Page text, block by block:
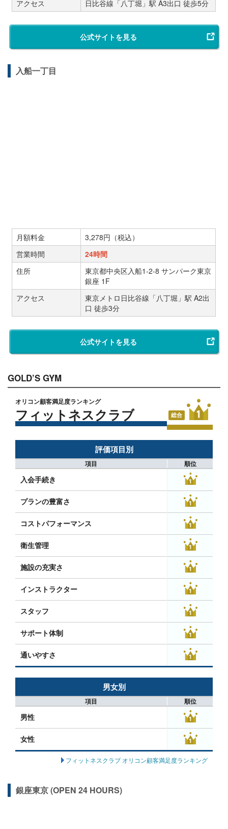
アクセス 日比谷線「八丁堀」駅 A3出口 徒歩5分
公式サイトを見る
入船一丁目
月額料金
3,278円（税込）
営業時間
24時間
住所
東京都中央区入船1-2-8 サンパーク東京
銀座 1F
アクセス
東京メトロ日比谷線「八丁堀」駅 A2出
口 徒歩3分
公式サイトを見る
GOLD’S GYM
オリコン顧客満足度ランキング
フィットネスクラブ 総合
評価項目別
項目 順位
入会手続き
プランの豊富さ
コストパフォーマンス
衛生管理
施設の充実さ
インストラクター
スタッフ
サポート体制
通いやすさ
男女別
項目 順位
男性
女性
フィットネスクラブ オリコン顧客満足度ランキング
銀座東京 (OPEN 24 HOURS)